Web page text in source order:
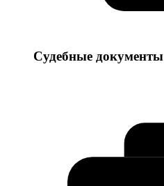
Судебные
Судебные документы